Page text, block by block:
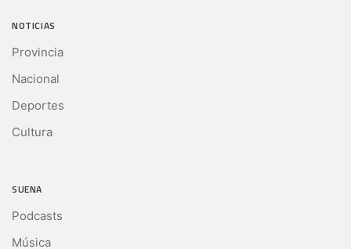
NOTICIAS
Provincia
Nacional
Deportes
Cultura
SUENA
Podcasts
Música